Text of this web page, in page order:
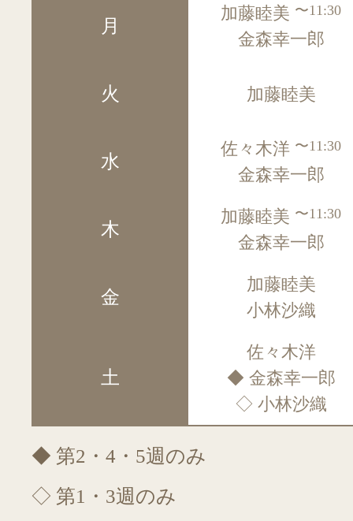
月
加藤睦美 〜11:30
金森幸一郎
火 加藤睦美
水
佐々木洋 〜11:30
金森幸一郎
木
加藤睦美 〜11:30
金森幸一郎
金
加藤睦美
小林沙織
土
佐々木洋
◆ 金森幸一郎
◇ 小林沙織
◆ 第2・4・5週のみ
◇ 第1・3週のみ